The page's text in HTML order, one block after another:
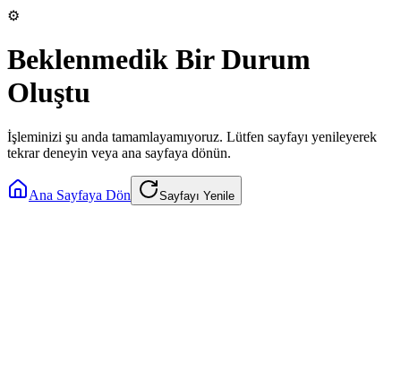
⚙️
Beklenmedik Bir Durum
Oluştu
İşleminizi şu anda tamamlayamıyoruz. Lütfen sayfayı yenileyerek
tekrar deneyin veya ana sayfaya dönün.
Ana Sayfaya Dön Sayfayı Yenile